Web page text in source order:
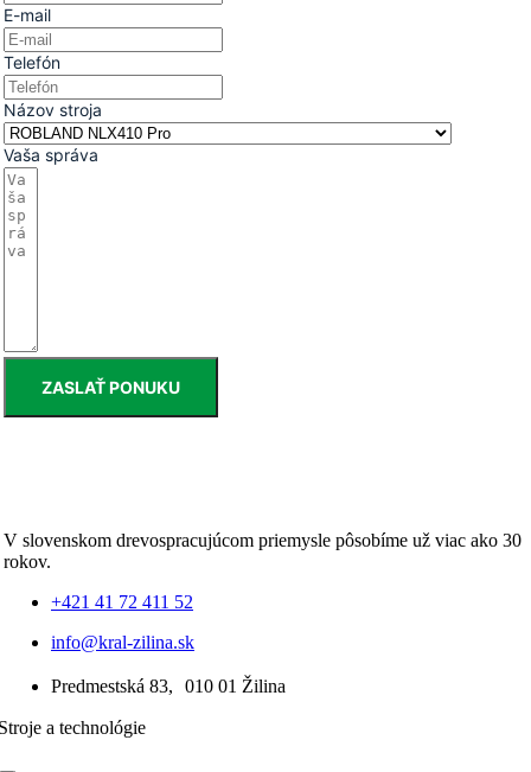
E-mail
Telefón
Názov stroja
Vaša správa
ZASLAŤ PONUKU
V slovenskom drevospracujúcom priemysle pôsobíme už viac ako 30
rokov.
+421 41 72 411 52
info@kral-zilina.sk
Predmestská 83, 010 01 Žilina
a technológie